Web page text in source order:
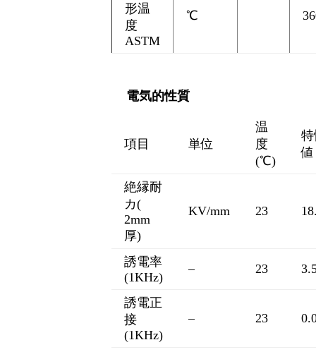
形温
度
ASTM
℃
電気的性質
項目 単位
温
度
(℃)
値
絶縁耐
カ(
2mm
厚)
KV/mm 23
誘電率
(1KHz)
– 23
誘電正
接
(1KHz)
– 23